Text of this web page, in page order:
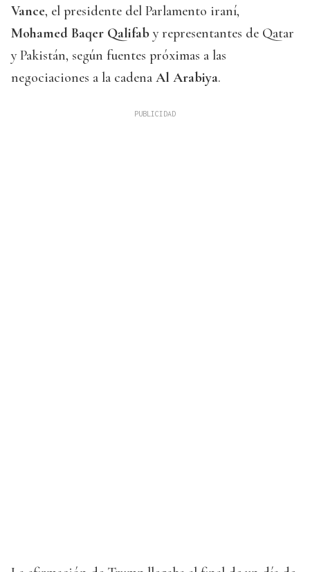
Vance, el presidente del Parlamento iraní,
Mohamed Baqer Qalifab y representantes de Qatar
y Pakistán, según fuentes próximas a las
negociaciones a la cadena Al Arabiya.